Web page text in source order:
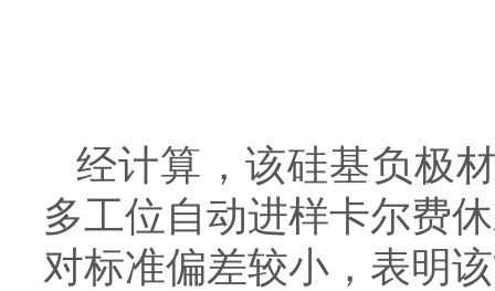
经计算，该硅基负极
多工位自动进样卡尔费
对标准偏差较小，表明